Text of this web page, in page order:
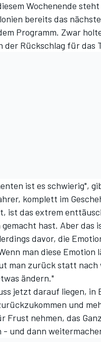
Wochenende
bereits das
Programm. Zwar
der Rückschlag für das
ist es schwierig",
komplett im
ist das extrem
hast. Aber das
davor, die
man diese Emotion
man zurück statt nach
ändern."
jetzt darauf liegen,
und
Frust nehmen, das
- und dann